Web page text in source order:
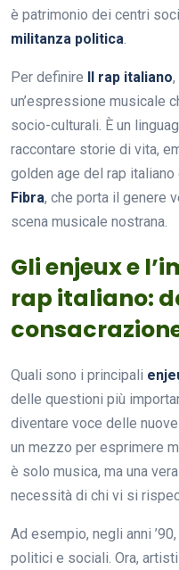
è patrimonio dei centri
militanza politica.
Per definire Il rap italiano
un’espressione musicale
socio-culturali. È un
raccontare storie di vita,
golden age del rap
Fibra, che porta il genere
scena musicale nostrana.
Gli enjeux e
rap italiano:
Quali sono i principali
delle questioni più
diventare voce delle
un mezzo per esprimere
è solo musica, ma una
necessità di chi vi si
Ad esempio, negli anni
politici e sociali. Ora,